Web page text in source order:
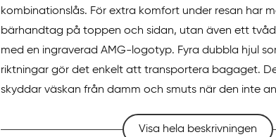
kombinationslås. För extra komfort under resan har
bärhandtag på toppen och sidan, utan även ett
med en ingraverad AMG-logotyp. Fyra dubbla hjul
riktningar gör det enkelt att transportera bagaget.
skyddar väskan från damm och smuts när den inte
Visa hela beskrivningen